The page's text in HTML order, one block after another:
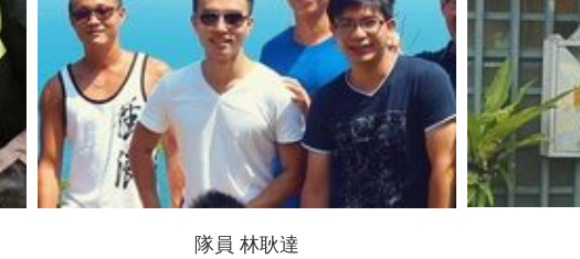
隊員 林耿達